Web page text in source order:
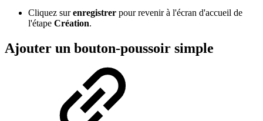
Cliquez surenregistrer pour revenir à l'écran d'accueil de
l'étape Création.
Ajouter un bouton-poussoir simple